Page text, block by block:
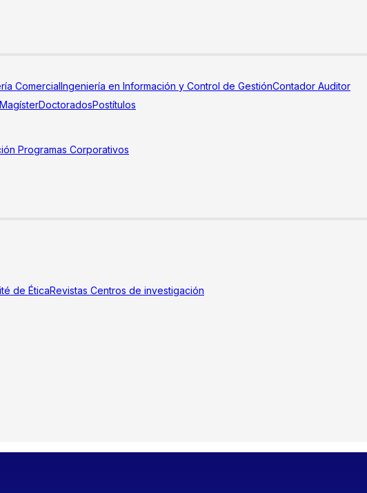
ComercialIngeniería en Información y Control de GestiónContador Auditor
MagísterDoctoradosPostítulos
Programas Corporativos
de ÉticaRevistas Centros de investigación